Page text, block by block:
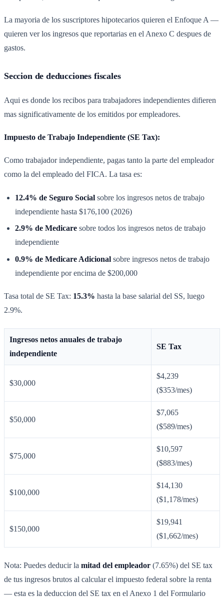
La mayoria de los suscriptores hipotecarios quieren el Enfoque A —
quieren ver los ingresos que reportarias en el Anexo C despues de
gastos.
Seccion de deducciones fiscales
Aqui es donde los recibos para trabajadores independientes difieren
mas significativamente de los emitidos por empleadores.
Impuesto de Trabajo Independiente (SE Tax):
Como trabajador independiente, pagas tanto la parte del empleador
como la del empleado del FICA. La tasa es:
12.4% de Seguro Social sobre los ingresos netos de trabajo
independiente hasta $176,100 (2026)
2.9% de Medicare sobre todos los ingresos netos de trabajo
independiente
0.9% de Medicare Adicional sobre ingresos netos de trabajo
independiente por encima de $200,000
Tasa total de SE Tax: 15.3% hasta la base salarial del SS, luego
2.9%.
Ingresos netos anuales de trabajo
independiente
SE Tax
$30,000
$4,239
($353/mes)
$50,000
$7,065
($589/mes)
$75,000
$10,597
($883/mes)
$100,000
$14,130
($1,178/mes)
$150,000
$19,941
($1,662/mes)
Nota: Puedes deducir la mitad del empleador (7.65%) del SE tax
de tus ingresos brutos al calcular el impuesto federal sobre la renta
— esta es la deduccion del SE tax en el Anexo 1 del Formulario